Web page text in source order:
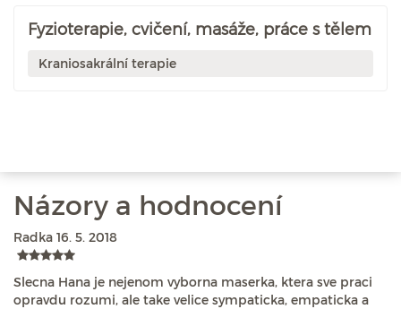
Fyzioterapie, cvičení, masáže, práce s tělem
Kraniosakrální terapie
Názory a hodnocení
Radka 16. 5. 2018
Slecna Hana je nejenom vyborna maserka, ktera sve praci
opravdu rozumi, ale take velice sympaticka, empaticka a